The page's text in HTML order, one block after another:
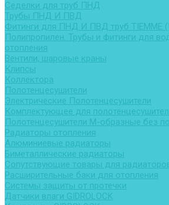
Седелки для труб ПНД
Трубы ПНД И ПВД
Фитинги для ПНД И ПВД труб TIEMME
Полипропилен. Трубы и фитинги для
отопления
Вентили, шаровые краны
Клипсы
Коллектора
Полотенцесушители
Электрические Полотенцесушители
Комплектующее для
Полотенцесушители М-образные без
Радиаторы отопления
Алюминиевые радиаторы
Биметаллические радиаторы
Сопутствующие товары для
Расширительные баки для отопления
Системы защиты от протечки
Датчики влаги GIDROLOCK